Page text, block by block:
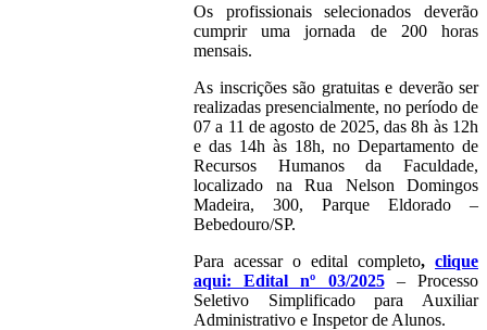
Os profissionais selecionados deverão
cumprir uma jornada de 200 horas
mensais.
As inscrições são gratuitas e deverão ser
realizadas presencialmente, no período de
07 a 11 de agosto de 2025, das 8h às 12h
e das 14h às 18h, no Departamento de
Recursos Humanos da Faculdade,
localizado na Rua Nelson Domingos
Madeira, 300, Parque Eldorado –
Bebedouro/SP.
Para acessar o edital completo, clique
aqui: Edital nº 03/2025– Processo
Seletivo Simplificado para Auxiliar
Administrativo e Inspetor de Alunos.